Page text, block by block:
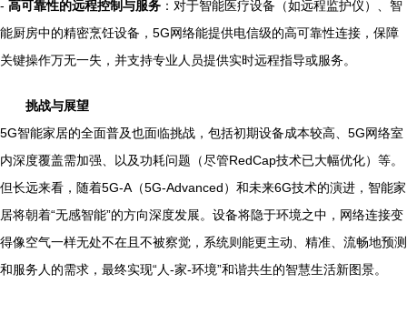
- 高可靠性的远程控制与服务 ：对于智能医疗设备（如远程监护仪）、智
能厨房中的精密烹饪设备，5G网络能提供电信级的高可靠性连接，保障
关键操作万无一失，并支持专业人员提供实时远程指导或服务。
挑战与展望
5G智能家居的全面普及也面临挑战，包括初期设备成本较高、5G网络室
内深度覆盖需加强、以及功耗问题（尽管RedCap技术已大幅优化）等。
但长远来看，随着5G-A（5G-Advanced）和未来6G技术的演进，智能家
居将朝着“无感智能”的方向深度发展。设备将隐于环境之中，网络连接变
得像空气一样无处不在且不被察觉，系统则能更主动、精准、流畅地预测
和服务人的需求，最终实现“人-家-环境”和谐共生的智慧生活新图景。